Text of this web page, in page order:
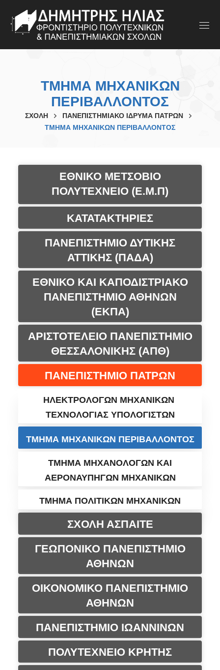
ΤΜΗΜΑ ΜΗΧΑΝΙΚΩΝ
ΠΕΡΙΒΑΛΛΟΝΤΟΣ
ΣΧΟΛΗ
ΠΑΝΕΠΙΣΤΗΜΙΑΚΟ ΙΔΡΥΜΑ ΠΑΤΡΩΝ
ΤΜΗΜΑ ΜΗΧΑΝΙΚΩΝ ΠΕΡΙΒΑΛΛΟΝΤΟΣ
ΕΘΝΙΚΟ ΜΕΤΣΟΒΙΟ
ΠΟΛΥΤΕΧΝΕΙΟ (Ε.Μ.Π)
ΚΑΤΑΤΑΚΤΗΡΙΕΣ
ΠΑΝΕΠΙΣΤΗΜΙΟ ΔΥΤΙΚΗΣ
ΑΤΤΙΚΗΣ (ΠΑΔΑ)
ΕΘΝΙΚΟ ΚΑΙ ΚΑΠΟΔΙΣΤΡΙΑΚΟ
ΠΑΝΕΠΙΣΤΗΜΙΟ ΑΘΗΝΩΝ
(ΕΚΠΑ)
ΑΡΙΣΤΟΤΕΛΕΙΟ ΠΑΝΕΠΙΣΤΗΜΙΟ
ΘΕΣΣΑΛΟΝΙΚΗΣ (ΑΠΘ)
ΠΑΝΕΠΙΣΤΗΜΙΟ ΠΑΤΡΩΝ
ΗΛΕΚΤΡΟΛΟΓΩΝ ΜΗΧΑΝΙΚΩΝ
ΤΕΧΝΟΛΟΓΙΑΣ ΥΠΟΛΟΓΙΣΤΩΝ
ΤΜΗΜΑ ΜΗΧΑΝΙΚΩΝ ΠΕΡΙΒΑΛΛΟΝΤΟΣ
ΤΜΗΜΑ ΜΗΧΑΝΟΛΟΓΩΝ ΚΑΙ
ΑΕΡΟΝΑΥΠΗΓΩΝ ΜΗΧΑΝΙΚΩΝ
ΤΜΗΜΑ ΠΟΛΙΤΙΚΩΝ ΜΗΧΑΝΙΚΩΝ
ΣΧΟΛΗ ΑΣΠΑΙΤΕ
ΓΕΩΠΟΝΙΚΟ ΠΑΝΕΠΙΣΤΗΜΙΟ
ΑΘΗΝΩΝ
ΟΙΚΟΝΟΜΙΚΟ ΠΑΝΕΠΙΣΤΗΜΙΟ
ΑΘΗΝΩΝ
ΠΑΝΕΠΙΣΤΗΜΙΟ ΙΩΑΝΝΙΝΩΝ
ΠΟΛΥΤΕΧΝΕΙΟ ΚΡΗΤΗΣ